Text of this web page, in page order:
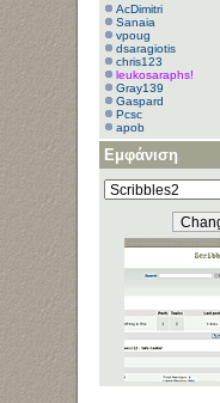
AcDimitri
Sanaia
vpoug
dsaragiotis
chris123
leukosaraphs!
Gray139
Gaspard
Pcsc
apob
Εμφάνιση